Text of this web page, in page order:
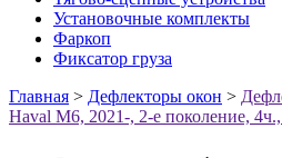
Установочные комплекты
Фаркоп
Фиксатор груза
Главная > Дефлекторы окон >
Haval M6, 2021-, 2-е поколение,